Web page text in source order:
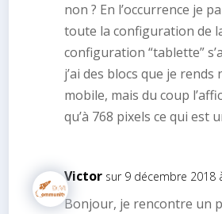
non ? En l’occurrence je
toute la configuration de
configuration “tablette”
j’ai des blocs que je
mobile, mais du coup
qu’à 768 pixels ce qui est
Victor sur 9 décembre 2018
Bonjour, je rencontre un